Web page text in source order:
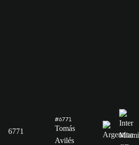
6771
#6771
Tomás
Avilés